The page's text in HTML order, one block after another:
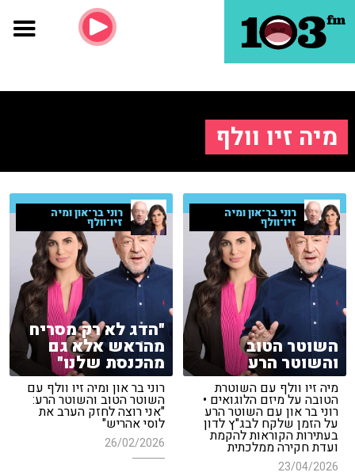
מיה זיו וולף
רוני בר־און ומיה
זיו־וולף
השוטר הטוב
והשוטר הרע
מיה זיו וולף עם השוטרת
הטובה על מיזם הלוגואים •
רוני בר און עם השוטר הרע
על הזמן שלקח לבג"ץ לדון
בעתירות הקוראות להקמת
ועדת חקירה ממלכתית
23/04/2026
רוני בר־און ומיה
זיו־וולף
"הדג לא רק מסריח
מהראש אלא גם
מהכנסת שלנו"
רוני בר און ומיה זיו וולף עם
השוטר הטוב והשוטר הרע:
"אני רוצה לחזק הערב את
לוסי אהריש"
26/02/2026